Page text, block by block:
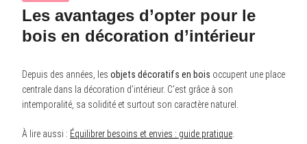
Les avantages d’opter pour le
bois en décoration d’intérieur
Depuis des années, les objets décoratifs en bois occupent une place
centrale dans la décoration d’intérieur. C’est grâce à son
intemporalité, sa solidité et surtout son caractère naturel.
À lire aussi : Équilibrer besoins et envies : guide pratique